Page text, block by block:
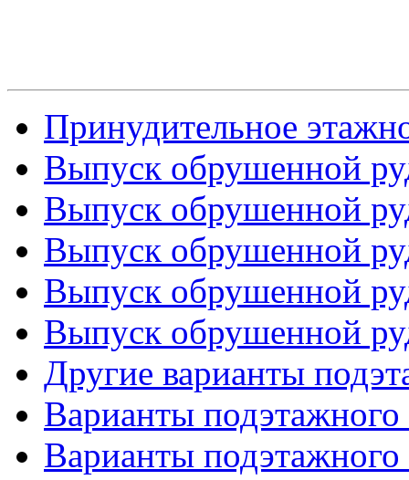
Принудительное
Выпуск обрушенной
Выпуск обрушенной
Выпуск обрушенной
Выпуск обрушенной
Выпуск обрушенной
Другие варианты
Варианты
Варианты